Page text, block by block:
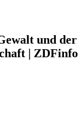
und der
| ZDFinfo